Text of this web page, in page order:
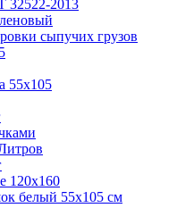
32522-2013
сыпучих грузов
55х105
120х160
белый 55х105 см